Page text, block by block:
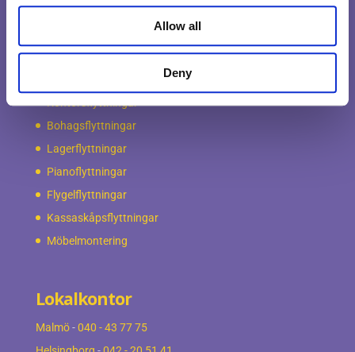
Allow all
Deny
Våra tjänster
Kontorsflyttningar
Bohagsflyttningar
Lagerflyttningar
Pianoflyttningar
Flygelflyttningar
Kassaskåpsflyttningar
Möbelmontering
Lokalkontor
Malmö-040 - 43 77 75